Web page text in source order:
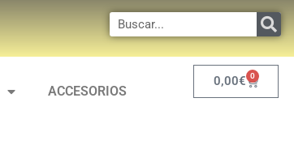
ACCESORIOS
0,00€ 0